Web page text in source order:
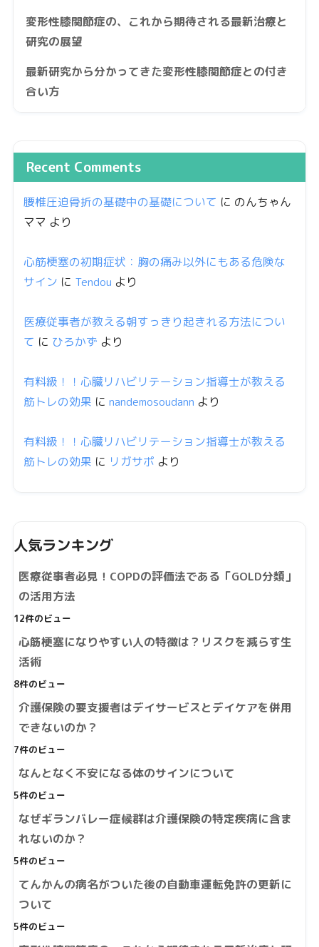
変形性膝関節症の、これから期待される最新治療と
研究の展望
最新研究から分かってきた変形性膝関節症との付き
合い方
Recent Comments
腰椎圧迫骨折の基礎中の基礎について に のんちゃん
ママ より
心筋梗塞の初期症状：胸の痛み以外にもある危険な
サイン に Tendou より
医療従事者が教える朝すっきり起きれる方法につい
て に ひろかず より
有料級！！心臓リハビリテーション指導士が教える
筋トレの効果 に nandemosoudann より
有料級！！心臓リハビリテーション指導士が教える
筋トレの効果 に リガサポ より
人気ランキング
医療従事者必見！COPDの評価法である「GOLD分類」
の活用方法
12件のビュー
心筋梗塞になりやすい人の特徴は？リスクを減らす生
活術
8件のビュー
介護保険の要支援者はデイサービスとデイケアを併用
できないのか？
7件のビュー
なんとなく不安になる体のサインについて
5件のビュー
なぜギランバレー症候群は介護保険の特定疾病に含ま
れないのか？
5件のビュー
てんかんの病名がついた後の自動車運転免許の更新に
ついて
5件のビュー